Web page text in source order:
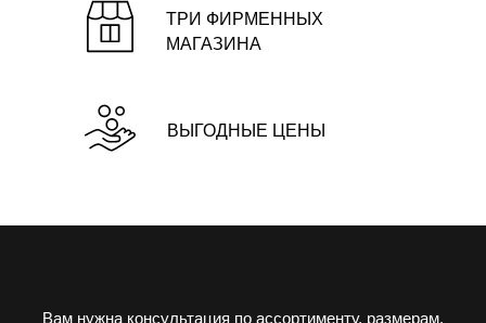
ТРИ ФИРМЕННЫХ
МАГАЗИНА
ВЫГОДНЫЕ ЦЕНЫ
Вам нужна консультация по ассортименту, размерам,